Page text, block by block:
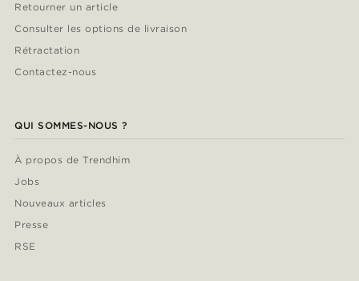
Retourner un article
Consulter les options de livraison
Rétractation
Contactez-nous
QUI SOMMES-NOUS ?
À propos de Trendhim
Jobs
Nouveaux articles
Presse
RSE